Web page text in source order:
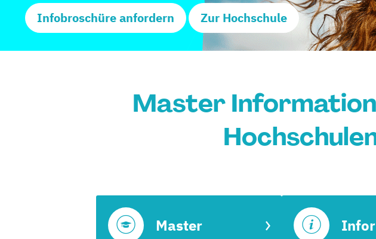
Infobroschüre anfordern Zur Hochschule
Master
Master